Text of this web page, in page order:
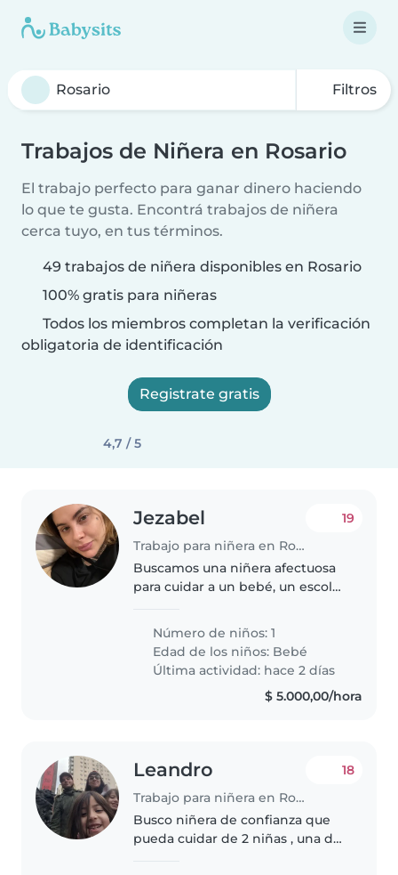
Filtros
Trabajos de Niñera en Rosario
El trabajo perfecto para ganar dinero haciendo
lo que te gusta. Encontrá trabajos de niñera
cerca tuyo, en tus términos.
49 trabajos de niñera disponibles en Rosario
100% gratis para niñeras
Todos los miembros completan la verificación
obligatoria de identificación
Registrate gratis
4,7 / 5
Jezabel
Trabajo para niñera en Rosario
19
Buscamos una niñera afectuosa
para cuidar a un bebé, un escolar
responsable con mascotasy
tareas hogareñas. Contactanos si
tenés experiencia y ganas de
compartir..
Número de niños: 1
Edad de los niños: Bebé
Última actividad: hace 2 días
$ 5.000,00/hora
Leandro
Trabajo para niñera en Rosario
18
Busco niñera de confianza que
pueda cuidar de 2 niñas , una de